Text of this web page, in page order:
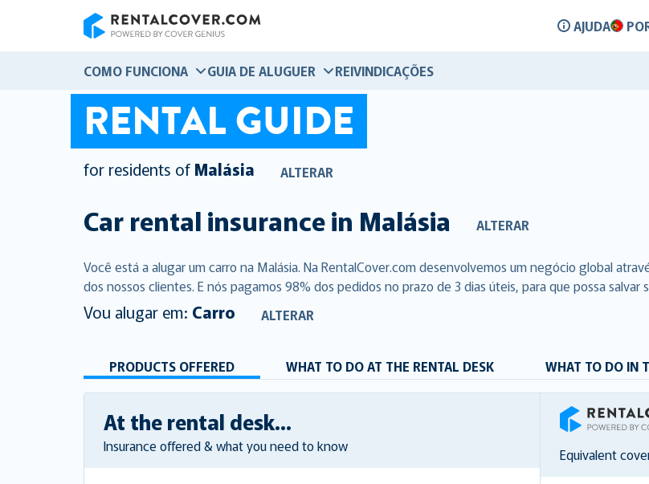
AJUDA
COMO FUNCIONA GUIA DE ALUGUER REIVINDICAÇÕES
RENTAL GUIDE
for residents of Malásia ALTERAR
Car rental insurance in Malásia ALTERAR
Você está a alugar um carro na Malásia. Na RentalCover.com desenvolvemos um negócio global
dos nossos clientes. E nós pagamos 98% dos pedidos no prazo de 3 dias úteis, para que possa salvar
Vou alugar em: Carro ALTERAR
PRODUCTS OFFERED WHAT TO DO AT THE RENTAL DESK WHAT TO DO IN
At the rental desk...
Insurance offered & what you need to know RentalCover
Equivalent